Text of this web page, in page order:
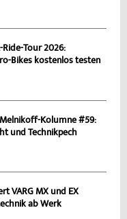
Tour 2026:
Bikes kostenlos testen
Kolumne #59:
und Technikpech
VARG MX und EX
ab Werk